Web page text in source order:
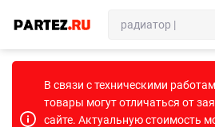
В связи с техническими
товары могут отличаться от
сайте. Актуальную стоимость